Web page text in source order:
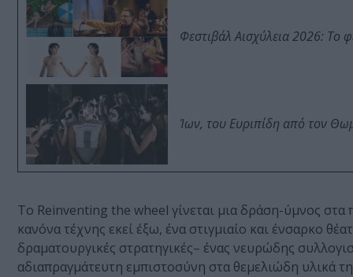
Φεστιβάλ Αισχύλεια 2026: Το
Ίων, του Ευριπίδη από τον
Το Reinventing the wheel γίνεται μια δράση-ύμνος
κανόνα τέχνης εκεί έξω, ένα στιγμιαίο και ένσαρκο
δραματουργικές στρατηγικές– ένας νευρώδης
αδιαπραγμάτευτη εμπιστοσύνη στα θεμελιώδη υλικά